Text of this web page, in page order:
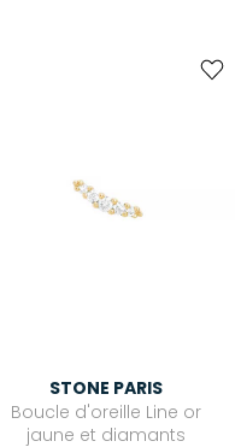
STONE PARIS
Boucle d'oreille Line or
jaune et diamants